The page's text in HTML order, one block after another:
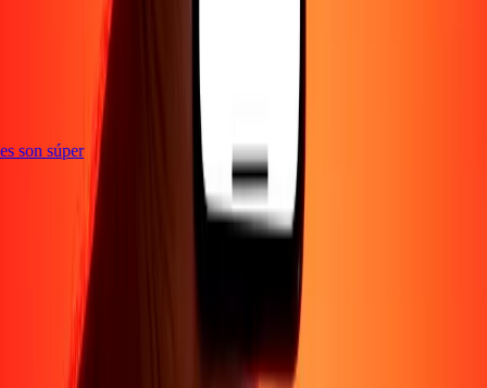
son súper
Blog Corporativo